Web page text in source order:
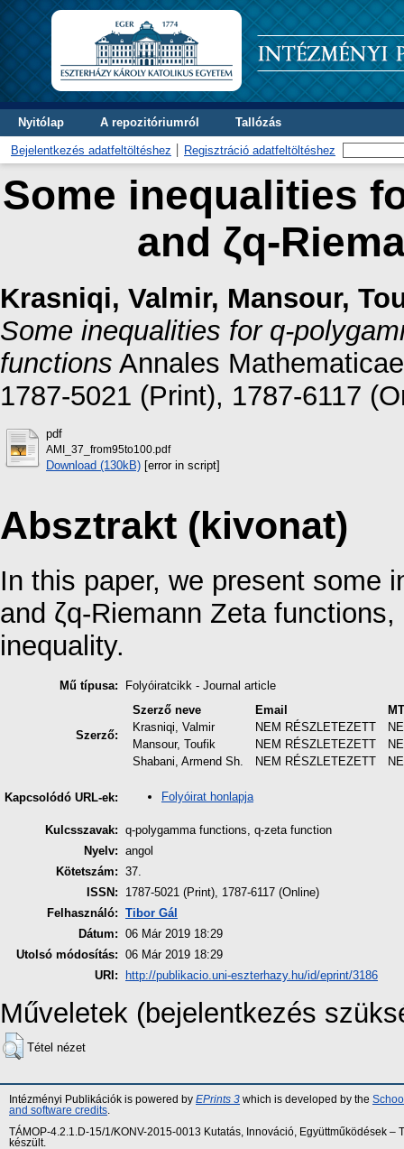
Nyitólap A repozitóriumról Tallózás
Bejelentkezés adatfeltöltéshez Regisztráció adatfeltöltéshez
Some inequalities
and ζq-
Krasniqi, Valmir, Mansour,
Some inequalities for q-
functions Annales
1787-5021 (Print), 1787-6117
pdf
AMI_37_from95to100.pdf
Download (130kB) [error in script]
Absztrakt (kivonat)
In this paper, we present some
and ζq-Riemann Zeta
inequality.
Mű típusa: Folyóiratcikk - Journal article
Szerző:
Szerző neve Email
Krasniqi, Valmir
NEM RÉSZLETEZETT
Mansour, Toufik
NEM RÉSZLETEZETT
Shabani, Armend Sh.
NEM RÉSZLETEZETT
Kapcsolódó URL-ek: Folyóirat honlapja
Kulcsszavak: q-polygamma functions, q-zeta function
Nyelv: angol
Kötetszám: 37.
ISSN:
1787-5021 (Print), 1787-6117 (Online)
Felhasználó: Tibor Gál
Dátum: 06 Már 2019 18:29
Utolsó módosítás: 06 Már 2019 18:29
URI:
http://publikacio.uni-eszterhazy.hu/id/eprint/3186
Műveletek (bejelentkezés
Tétel nézet
Intézményi Publikációk is powered by EPrints 3 which is developed by the
and software credits.
TÁMOP-4.2.1.D-15/1/KONV-2015-0013 Kutatás, Innováció, Együttműködések
készült.